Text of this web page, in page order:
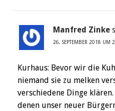
Manfred Zinke
26. SEPTEMBER 2018 UM
Kurhaus: Bevor wir die
niemand sie zu melken
verschiedene Dinge
denen unser neuer